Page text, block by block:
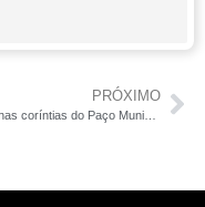
PRÓXIMO
As colunas coríntias do Paço Municipal de Santos